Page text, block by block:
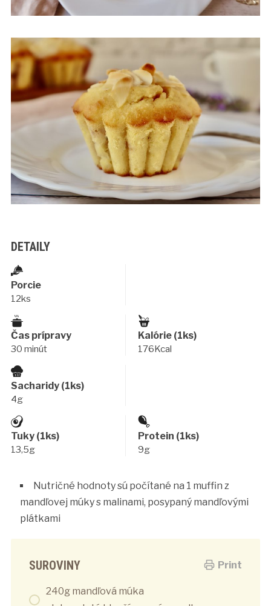
DETAILY
Porcie
12ks
Čas prípravy
30 minút
Kalórie (1ks)
176Kcal
Sacharidy (1ks)
4g
Tuky (1ks)
13,5g
Protein (1ks)
9g
Nutričné hodnoty sú počítané na 1 muffin z
mandľovej múky s malinami, posypaný mandľovými
plátkami
Print
SUROVINY
240g mandľová múka